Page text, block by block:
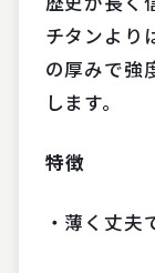
チタンより
の厚みで強
します。
特徴
・薄く丈夫